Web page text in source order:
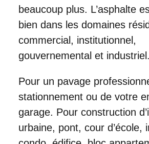
beaucoup plus. L’asphalte
bien dans les domaines
commercial, institutionnel,
gouvernemental et industriel.
Pour un pavage
stationnement ou de votre
garage. Pour construction
urbaine, pont, cour d’école,